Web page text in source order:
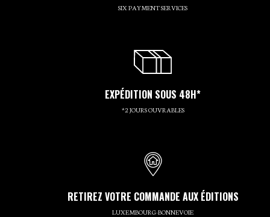
SIX PAYMENT SERVICES
EXPÉDITION SOUS 48H*
*2 JOURS OUVRABLES
RETIREZ VOTRE COMMANDE AUX ÉDITIONS
LUXEMBOURG-BONNEVOIE